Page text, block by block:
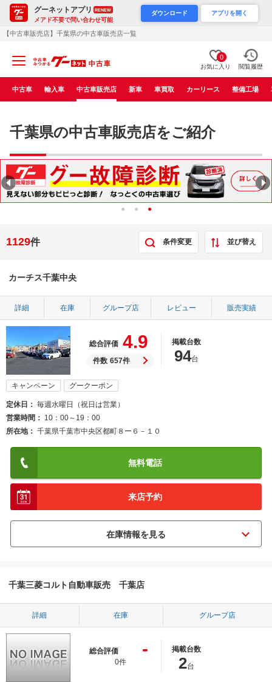
グーネットアプリ RENEW
メアド不要で問い合わせ可能
ダウンロード アプリを開く
【中古車販売店】千葉県の中古車販売店一覧
0
お気に入り 閲覧履歴
中古車 輸入車 中古車販売店 新車 車買取 カーリース 整備工場
千葉県の中古車販売店をご紹介
1129件 条件変更 並び替え
カーチス千葉中央
詳細 在庫 グループ店 レビュー 販売実績
総合評価 4.9
件数 657件
掲載台数
94台
キャンペーン グークーポン
定休日
毎週水曜日（祝日は営業）
営業時間
10：00～19：00
所在地
千葉県千葉市中央区都町８ー６－１０
無料電話
来店予約
千葉三菱コルト自動車販売 千葉店
詳細 在庫 グループ店
総合評価 -
0件
掲載台数
2台